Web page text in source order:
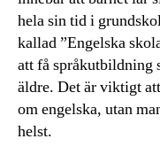
hela sin tid i
kallad ”Engelska
att få språkutbildning
äldre. Det är viktigt
om engelska, utan
helst.